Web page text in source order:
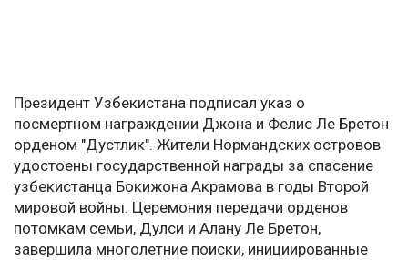
Президент Узбекистана подписал указ о
посмертном награждении Джона и Фелис Ле Бретон
орденом "Дустлик". Жители Нормандских островов
удостоены государственной награды за спасение
узбекистанца Бокижона Акрамова в годы Второй
мировой войны. Церемония передачи орденов
потомкам семьи, Дулси и Алану Ле Бретон,
завершила многолетние поиски, инициированные